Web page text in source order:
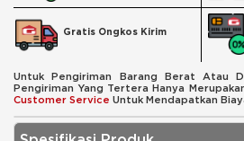
Gratis Ongkos Kirim
Untuk Pengiriman Barang Berat Atau
Pengiriman Yang Tertera Hanya
Customer Service Untuk Mendapatkan